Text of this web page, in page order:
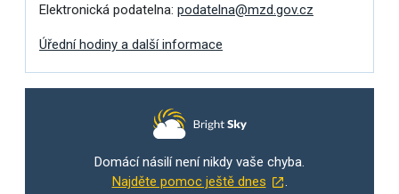
Elektronická podatelna: podatelna@mzd.gov.cz
Úřední hodiny a další informace
Domácí násilí není nikdy vaše chyba.
Najděte pomoc ještě dnes